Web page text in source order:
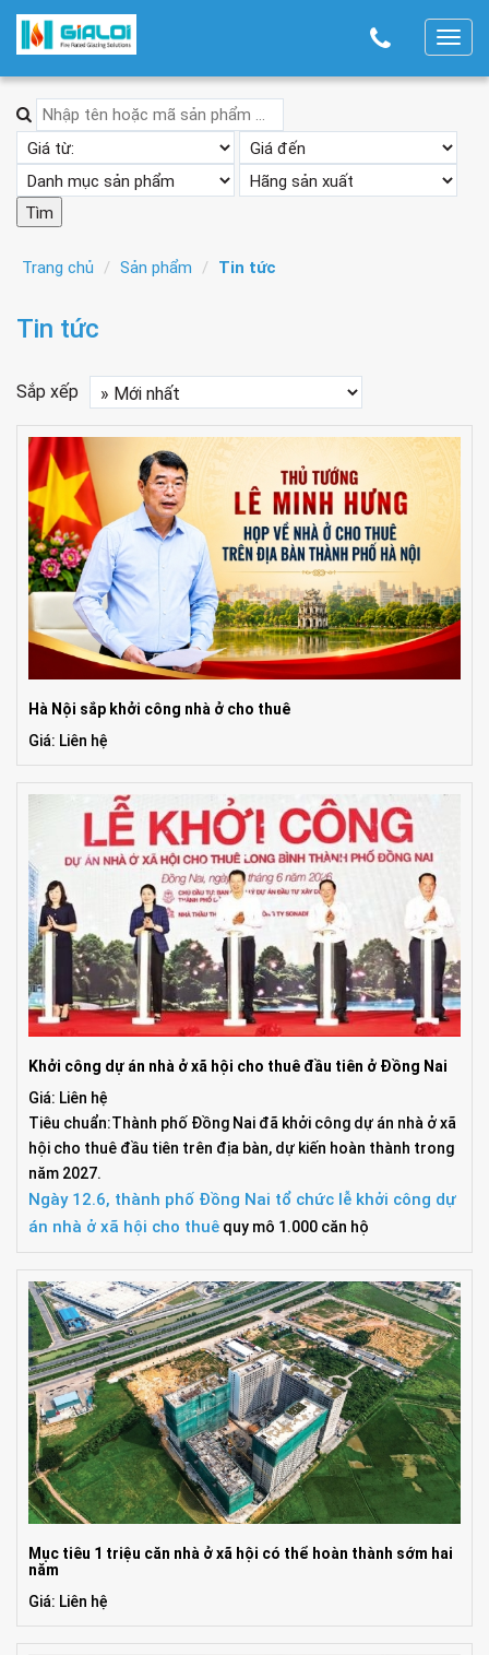
T
l
e
o
Trang chủ Sản phẩm Tin tức
Tin tức
Sắp xếp
Hà Nội sắp khởi công nhà ở cho thuê
Giá: Liên hệ
Khởi công dự án nhà ở xã hội cho thuê đầu tiên ở Đồng Nai
Giá: Liên hệ
Tiêu chuẩn:Thành phố Đồng Nai đã khởi công dự án nhà ở xã
hội cho thuê đầu tiên trên địa bàn, dự kiến hoàn thành trong
năm 2027.
Ngày 12.6, thành phố Đồng Nai tổ chức lễ khởi công dự
án nhà ở xã hội cho thuê quy mô 1.000 căn hộ
Mục tiêu 1 triệu căn nhà ở xã hội có thể hoàn thành sớm hai
năm
Giá: Liên hệ